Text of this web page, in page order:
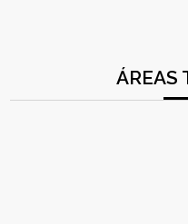
ÁREAS